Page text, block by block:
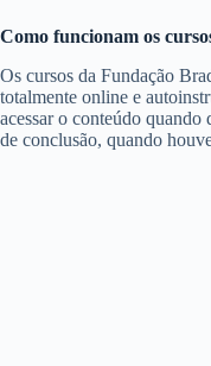
Como funcionam os
Os cursos da Fundação
totalmente online e
acessar o conteúdo quando
de conclusão, quando